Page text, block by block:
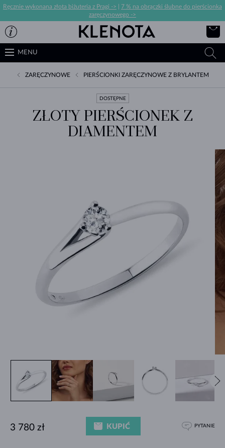
Ręcznie wykonana złota biżuteria z Pragi ->
7 % na obrączki ślubne do pierścionka
zaręczynowego ->
MENU
ZARĘCZYNOWE PIERŚCIONKI ZARĘCZYNOWE Z BRYLANTEM
DOSTĘPNE
ZŁOTY PIERŚCIONEK Z
DIAMENTEM
3 780 zł KUPIĆ PYTANIE